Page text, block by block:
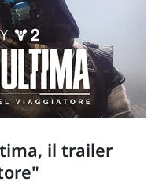
il trailer